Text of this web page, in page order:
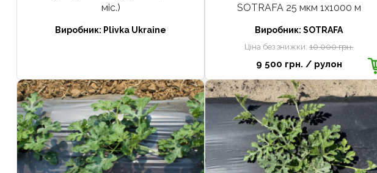
міс.)
Виробник: Plivka Ukraine
SOTRAFA 25 мкм 1х1000 м
Виробник:SOTRAFA
Ціна без знижки:10 000 грн.
9 500 грн. / рулон